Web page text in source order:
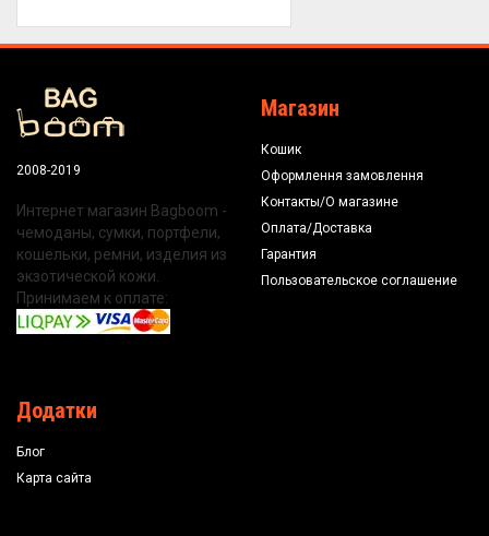
2008-2019
Интернет магазин Bagboom -
чемоданы, сумки, портфели,
кошельки, ремни, изделия из
экзотической кожи.
Принимаем к оплате:
Магазин
Кошик
Оформлення замовлення
Контакты/О магазине
Оплата/Доставка
Гарантия
Пользовательское соглашение
Додатки
Блог
Карта сайта